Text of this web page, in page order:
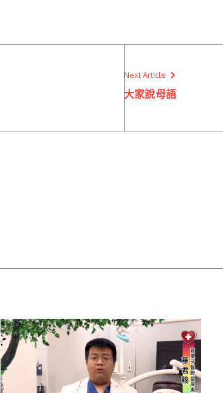
Next Article
大家說母語